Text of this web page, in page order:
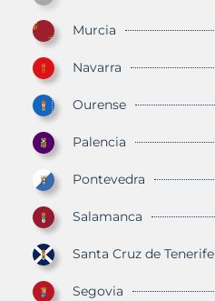
Murcia
Navarra
Ourense
Palencia
Pontevedra
Salamanca
Santa Cruz de Tenerife
Segovia